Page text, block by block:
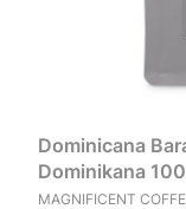
Dominicana
Dominikana
PRODUCENT
MAGNIFICENT